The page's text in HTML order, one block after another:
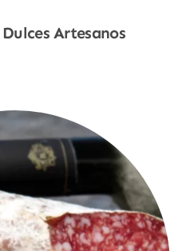
Artesanos